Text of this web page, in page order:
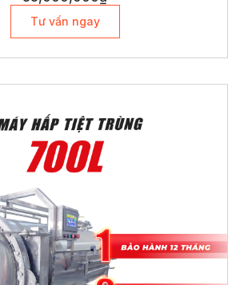
Tư vấn ngay